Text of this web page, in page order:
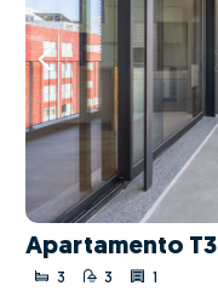
Apartamento T3
3 3 1